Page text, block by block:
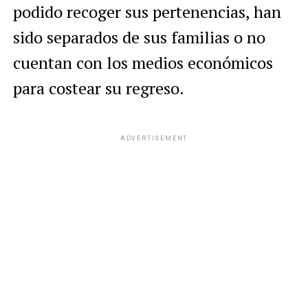
podido recoger sus pertenencias, han
sido separados de sus familias o no
cuentan con los medios económicos
para costear su regreso.
ADVERTISEMENT